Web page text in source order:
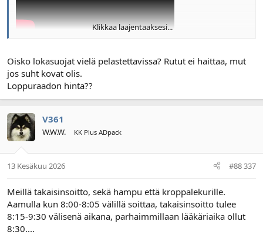
Näytä liitetiedosto 169034
Näytä liitetiedosto 169035
Näytä liitetiedosto 169036
Näytä liitetiedosto 169037
Näytä liitetiedosto 169038
Klikkaa laajentaaksesi...
Oisko lokasuojat vielä pelastettavissa? Rutut ei haittaa, mut
jos suht kovat olis.
Loppuraadon hinta??
V361
W.W.W. KK Plus ADpack
13 Kesäkuu 2026 #88 337
Meillä takaisinsoitto, sekä hampu että kroppalekurille.
Aamulla kun 8:00-8:05 välillä soittaa, takaisinsoitto tulee
8:15-9:30 välisenä aikana, parhaimmillaan lääkäriaika ollut
8:30....